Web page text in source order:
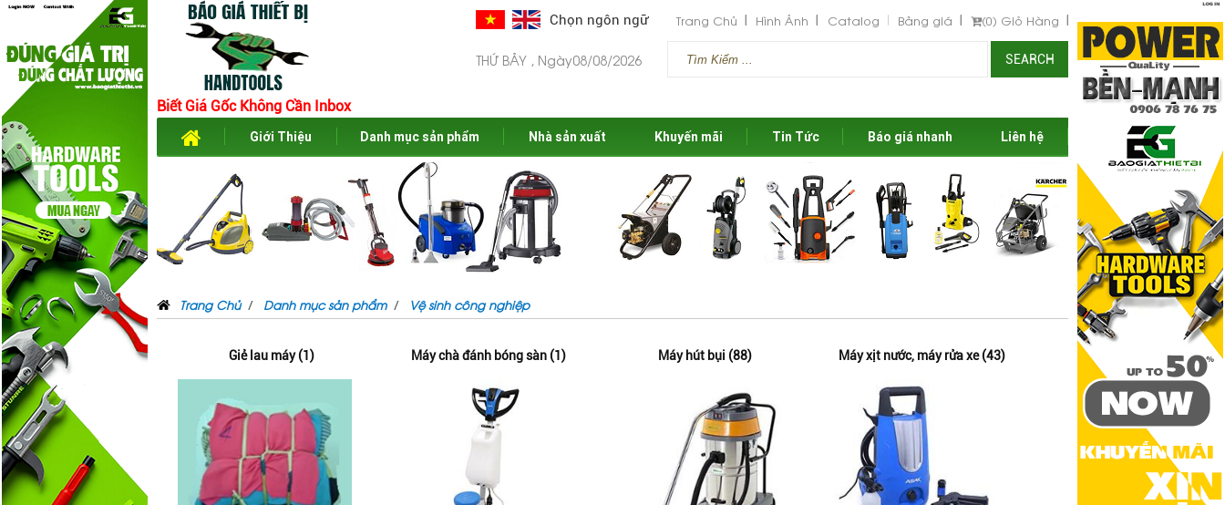
Chọn ngôn ngữ
Biết Giá Gốc Không Cần Inbox
THỨ BẢY , Ngày08/08/2026
Trang Chủ Hình Ảnh Catalog Bảng giá (0) Giỏ Hàng
SEARCH
Giới Thiệu Danh mục sản phẩm Nhà sản xuất Khuyến mãi Tin Tức Báo giá nhanh Liên hệ
Trang Chủ Danh mục sản phẩm Vệ sinh công nghiệp
Giẻ lau máy (1) Máy chà đánh bóng sàn (1) Máy hút bụi (88) Máy xịt nước, máy rửa xe (43)